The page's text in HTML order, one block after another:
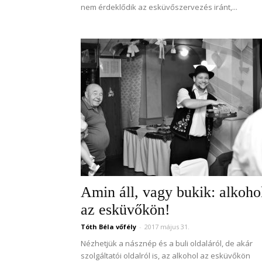
nem érdeklődik az esküvőszervezés iránt,...
Amin áll, vagy bukik:
az esküvőkön!
Tóth Béla vőfély - 2017 május 31.
Nézhetjük a násznép és a buli oldaláról, de akár
szolgáltatói oldalról is, az alkohol az esküvőkön